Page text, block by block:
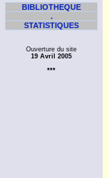
BIBLIOTHEQUE
.
STATISTIQUES
Ouverture du site
19 Avril 2005
***